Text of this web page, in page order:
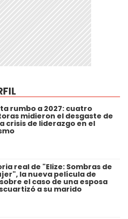
rumbo a 2027: cuatro
midieron el desgaste de
crisis de liderazgo en el
real de "Elize: Sombras de
la nueva película de
el caso de una esposa
a su marido